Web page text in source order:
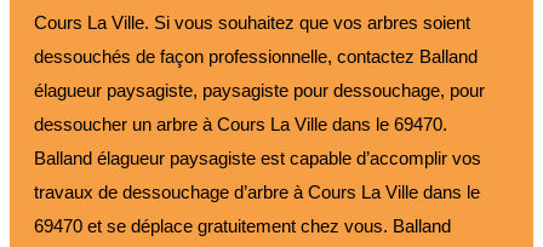
Cours La Ville. Si vous souhaitez que vos arbres soient
dessouchés de façon professionnelle, contactez Balland
élagueur paysagiste, paysagiste pour dessouchage, pour
dessoucher un arbre à Cours La Ville dans le 69470.
Balland élagueur paysagiste est capable d’accomplir vos
travaux de dessouchage d’arbre à Cours La Ville dans le
69470 et se déplace gratuitement chez vous. Balland